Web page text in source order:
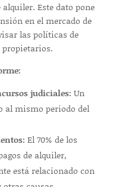
Este dato pone
en el mercado de
las políticas de
judiciales: Un
al mismo periodo del
El 70% de los
de alquiler,
está relacionado con